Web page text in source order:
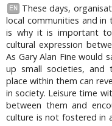
EN
These days,
local communities and in
is why it is important
cultural expression
As Gary Alan Fine would
up small societies, and
place within them can
in society. Leisure time
between them and
culture is not fostered in